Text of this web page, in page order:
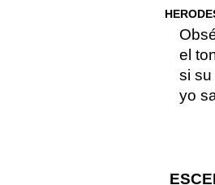
el
si su
yo